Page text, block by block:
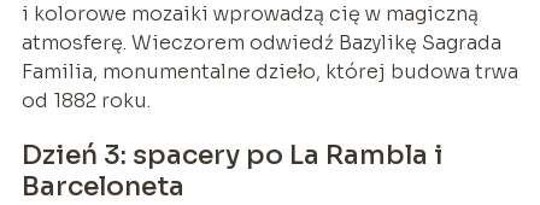
i kolorowe mozaiki wprowadzą cię w magiczną
atmosferę. Wieczorem odwiedź Bazylikę Sagrada
Familia, monumentalne dzieło, której budowa trwa
od 1882 roku.
Dzień 3: spacery po La Rambla i
Barceloneta